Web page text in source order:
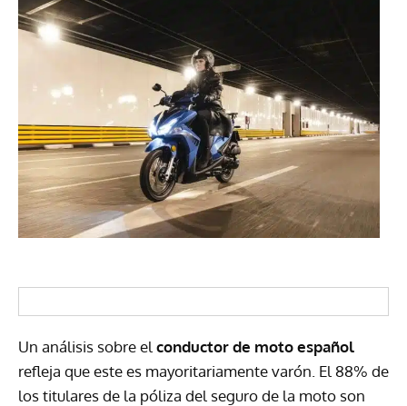
Un análisis sobre el conductor de moto español
refleja que este es mayoritariamente varón. El 88% de
los titulares de la póliza del seguro de la moto son